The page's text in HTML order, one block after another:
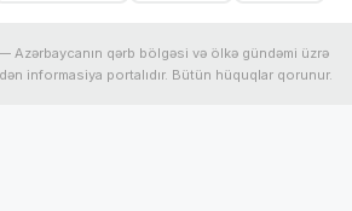
Azərbaycanın qərb bölgəsi və ölkə gündəmi üzrə
informasiya portalıdır. Bütün hüquqlar qorunur.